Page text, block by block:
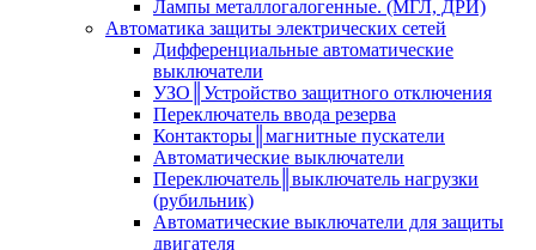
Лампы металлогалогенные. (МГЛ, ДРИ)
Автоматика защиты электрических сетей
Дифференциальные автоматические
выключатели
УЗО║Устройство защитного отключения
Переключатель ввода резерва
Контакторы║магнитные пускатели
Автоматические выключатели
Переключатель║выключатель нагрузки
(рубильник)
Автоматические выключатели для защиты
двигателя